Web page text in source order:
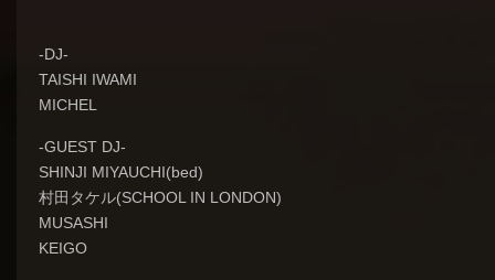
-DJ-
TAISHI IWAMI
MICHEL
-GUEST DJ-
SHINJI MIYAUCHI(bed)
村田タケル(SCHOOL IN LONDON)
MUSASHI
KEIGO